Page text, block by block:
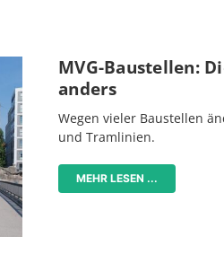
MVG-Baustellen:
anders
Wegen vieler Baustellen
und Tramlinien.
MEHR LESEN ...